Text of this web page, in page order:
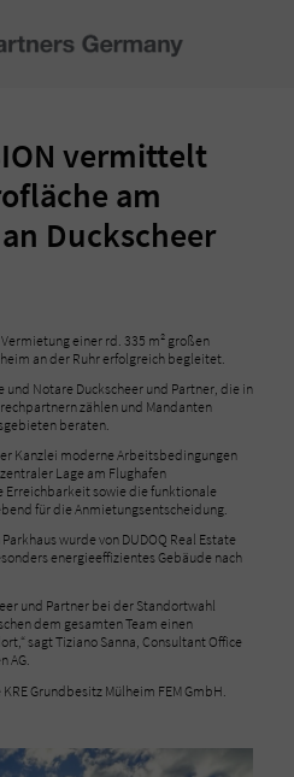
vermittelt
am
Duckscheer
einer rd. 335 m² großen
an der Ruhr erfolgreich begleitet.
Notare Duckscheer und Partner, die in
zählen und Mandanten
beraten.
Kanzlei moderne Arbeitsbedingungen
Lage am Flughafen
Erreichbarkeit sowie die funktionale
für die Anmietungsentscheidung.
wurde von DUDOQ Real Estate
energieeffizientes Gebäude nach
und Partner bei der Standortwahl
dem gesamten Team einen
sagt Tiziano Sanna, Consultant Office
AG.
Grundbesitz Mülheim FEM GmbH.